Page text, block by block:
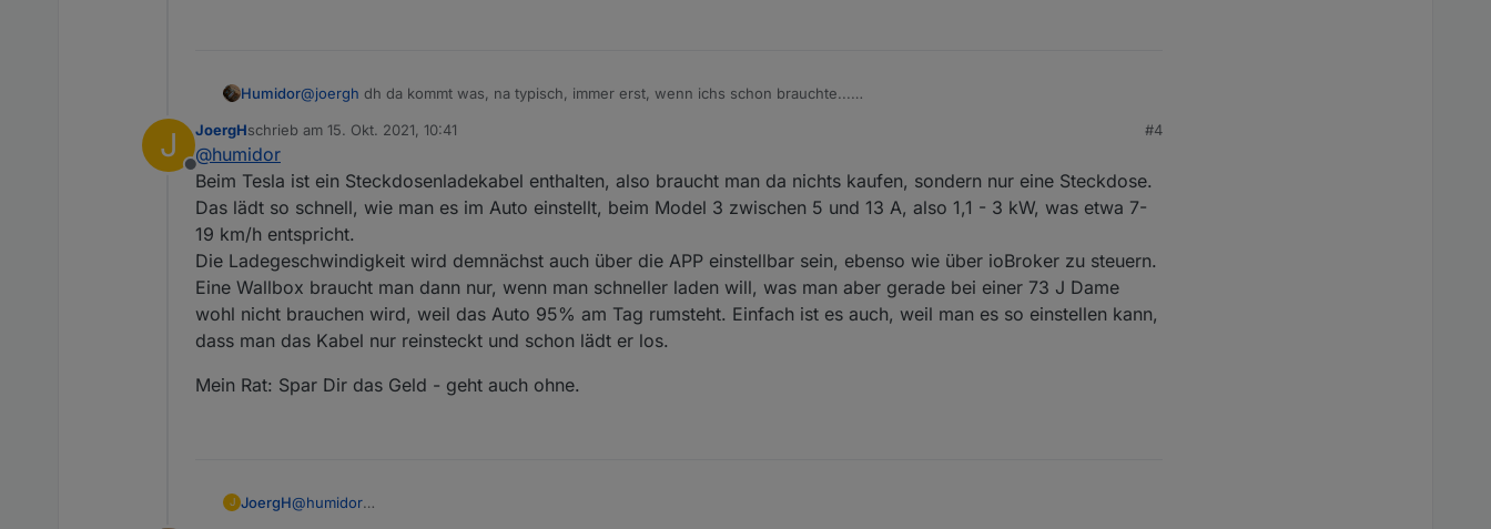
Humidor@joergh dh da kommt was, na typisch, immer erst, wenn ichs schon brauchte...
zuerst ein Knochen und dann eine WB wirds nicht sein. Der Tesla gehört meiner 73J Mutter und die versteht das Getue
eine openWB sehe ich nicht als Vorteil, Alternativ finde ich nicht wirklich etwas, was auch einen Adapter in ioBroker
betrifft.
Bleibt aktuell nur die Keba...??
J
Offline
JoergHschrieb am 15. Okt. 2021, 10:41
zuletzt editiert von
#4
@humidor
Beim Tesla ist ein Steckdosenladekabel enthalten, also braucht man da nichts kaufen, sondern nur eine Steckdose.
Das lädt so schnell, wie man es im Auto einstellt, beim Model 3 zwischen 5 und 13 A, also 1,1 - 3 kW, was etwa 7-
19 km/h entspricht.
Die Ladegeschwindigkeit wird demnächst auch über die APP einstellbar sein, ebenso wie über ioBroker zu steuern.
Eine Wallbox braucht man dann nur, wenn man schneller laden will, was man aber gerade bei einer 73 J Dame
wohl nicht brauchen wird, weil das Auto 95% am Tag rumsteht. Einfach ist es auch, weil man es so einstellen kann,
dass man das Kabel nur reinsteckt und schon lädt er los.
Mein Rat: Spar Dir das Geld - geht auch ohne.
J JoergH@humidor